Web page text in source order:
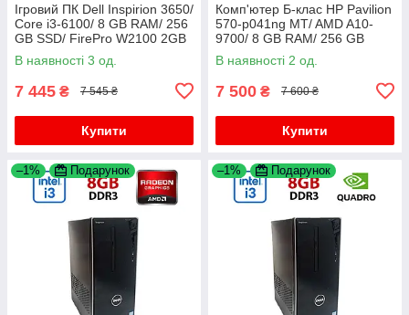
Ігровий ПК Dell Inspirion 3650/
Core i3-6100/ 8 GB RAM/ 256
GB SSD/ FirePro W2100 2GB
В наявності 3 од.
7 445 ₴ 7 545 ₴
Купити
Комп'ютер Б-клас HP Pavilion
570-p041ng MT/ AMD A10-
9700/ 8 GB RAM/ 256 GB
SSD/ Radeon R5 M435 2GB
В наявності 2 од.
7 500 ₴ 7 600 ₴
Купити
–1% Подарунок –1% Подарунок